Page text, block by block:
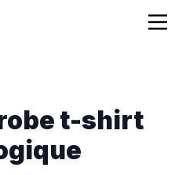
t-shirt